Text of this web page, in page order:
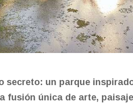
secreto: un parque
fusión única de arte,